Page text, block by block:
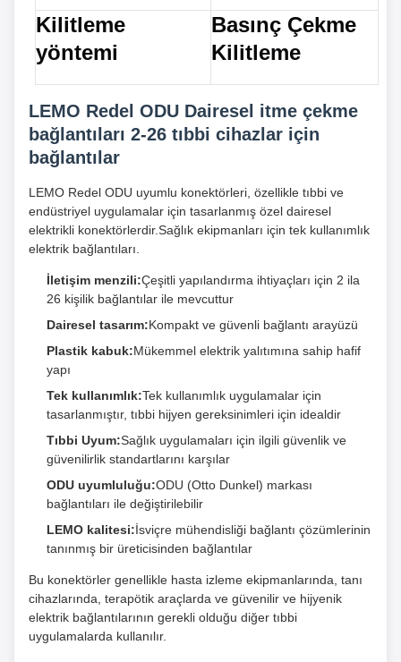
Kilitleme
yöntemi
Basınç Çekme
Kilitleme
LEMO Redel ODU Dairesel itme çekme
bağlantıları 2-26 tıbbi cihazlar için
bağlantılar
LEMO Redel ODU uyumlu konektörleri, özellikle tıbbi ve
endüstriyel uygulamalar için tasarlanmış özel dairesel
elektrikli konektörlerdir.Sağlık ekipmanları için tek kullanımlık
elektrik bağlantıları.
İletişim menzili:Çeşitli yapılandırma ihtiyaçları için 2 ila
26 kişilik bağlantılar ile mevcuttur
Dairesel tasarım:Kompakt ve güvenli bağlantı arayüzü
Plastik kabuk:Mükemmel elektrik yalıtımına sahip hafif
yapı
Tek kullanımlık:Tek kullanımlık uygulamalar için
tasarlanmıştır, tıbbi hijyen gereksinimleri için idealdir
Tıbbi Uyum:Sağlık uygulamaları için ilgili güvenlik ve
güvenilirlik standartlarını karşılar
ODU uyumluluğu:ODU (Otto Dunkel) markası
bağlantıları ile değiştirilebilir
LEMO kalitesi:İsviçre mühendisliği bağlantı çözümlerinin
tanınmış bir üreticisinden bağlantılar
Bu konektörler genellikle hasta izleme ekipmanlarında, tanı
cihazlarında, terapötik araçlarda ve güvenilir ve hijyenik
elektrik bağlantılarının gerekli olduğu diğer tıbbi
uygulamalarda kullanılır.